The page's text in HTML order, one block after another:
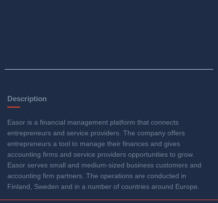
Description
Easor is a financial management platform that connects
entrepreneurs and service providers. The company offers
entrepreneurs a tool to manage their finances and gives
accounting firms and service providers opportunities to grow.
Easor serves small and medium-sized business customers and
accounting firm partners. The operations are conducted in
Finland, Sweden and in a number of countries around Europe.